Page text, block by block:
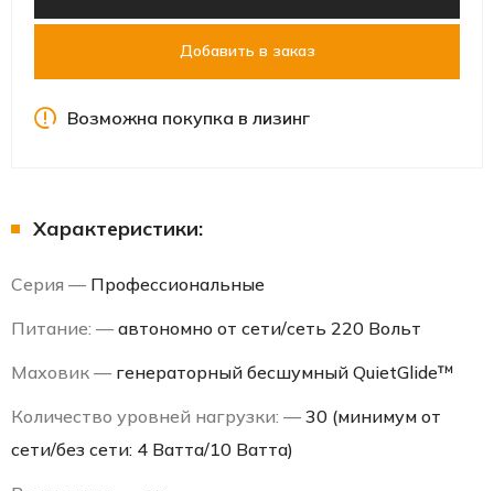
Добавить в заказ
Возможна покупка в лизинг
Характеристики:
Серия — Профессиональные
Питание: — автономно от сети/сеть 220 Вольт
Маховик — генераторный бесшумный QuietGlide™
Количество уровней нагрузки: — 30 (минимум от
сети/без сети: 4 Ватта/10 Ватта)